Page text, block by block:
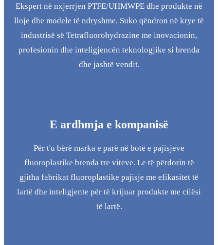
Ekspert në nxjerrjen PTFE/UHMWPE dhe produkte në
lloje dhe modele të ndryshme, Suko qëndron në krye të
industrisë së Tetrafluorohydrazine me inovacionin,
profesionin dhe inteligjencën teknologjike si brenda
dhe jashtë vendit.
E ardhmja e kompanisë
Për t'u bërë marka e parë në botë e pajisjeve
fluoroplastike brenda tre viteve. Le të përdorin të
gjitha fabrikat fluoroplastike pajisje me efikasitet të
lartë dhe inteligjente për të krijuar produkte me cilësi
të lartë.